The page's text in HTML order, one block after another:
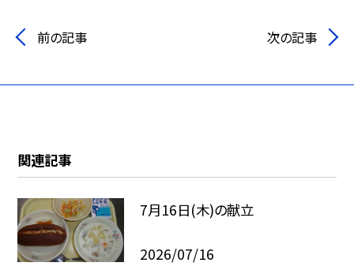
前の記事 次の記事
関連記事
7月16日(木)の献立
2026/07/16